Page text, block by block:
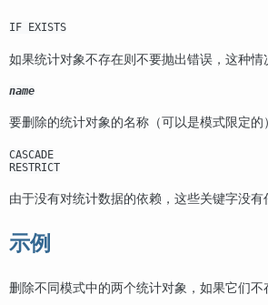
IF EXISTS
如果统计对象不存在则不要抛出错误，这种情
name
要删除的统计对象的名称（可以是模式限定的
CASCADE
RESTRICT
由于没有对统计数据的依赖，这些关键字没有
示例
删除不同模式中的两个统计对象，如果它们不